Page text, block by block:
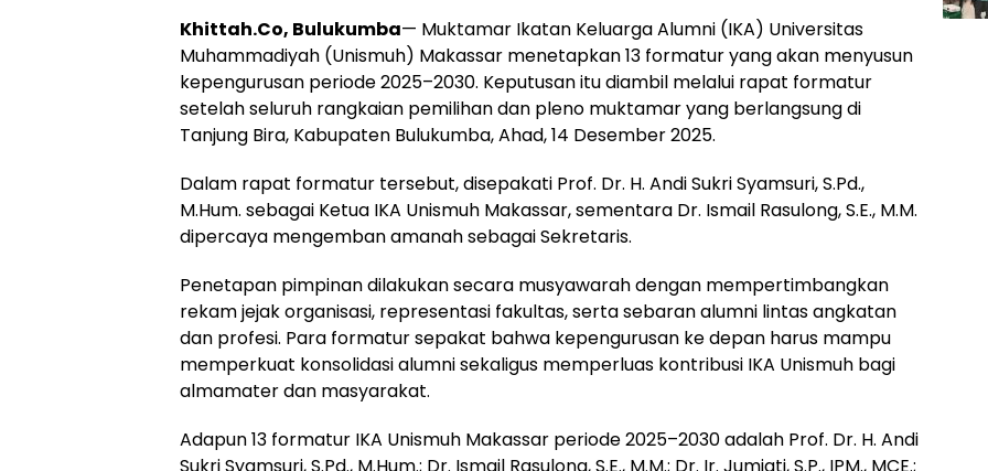
Khittah.Co, Bulukumba— Muktamar Ikatan Keluarga Alumni (IKA) Universitas
Muhammadiyah (Unismuh) Makassar menetapkan 13 formatur yang akan menyusun
kepengurusan periode 2025–2030. Keputusan itu diambil melalui rapat formatur
setelah seluruh rangkaian pemilihan dan pleno muktamar yang berlangsung di
Tanjung Bira, Kabupaten Bulukumba, Ahad, 14 Desember 2025.
Dalam rapat formatur tersebut, disepakati Prof. Dr. H. Andi Sukri Syamsuri, S.Pd.,
M.Hum. sebagai Ketua IKA Unismuh Makassar, sementara Dr. Ismail Rasulong, S.E., M.M.
dipercaya mengemban amanah sebagai Sekretaris.
Penetapan pimpinan dilakukan secara musyawarah dengan mempertimbangkan
rekam jejak organisasi, representasi fakultas, serta sebaran alumni lintas angkatan
dan profesi. Para formatur sepakat bahwa kepengurusan ke depan harus mampu
memperkuat konsolidasi alumni sekaligus memperluas kontribusi IKA Unismuh bagi
almamater dan masyarakat.
Adapun 13 formatur IKA Unismuh Makassar periode 2025–2030 adalah Prof. Dr. H. Andi